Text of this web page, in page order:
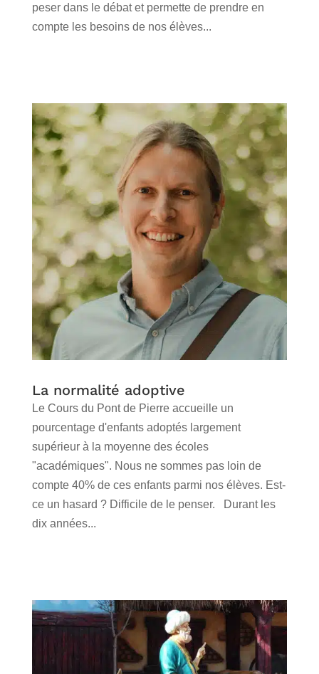
peser dans le débat et permette de prendre en
compte les besoins de nos élèves...
La normalité adoptive
Le Cours du Pont de Pierre accueille un
pourcentage d'enfants adoptés largement
supérieur à la moyenne des écoles
"académiques". Nous ne sommes pas loin de
compte 40% de ces enfants parmi nos élèves. Est-
ce un hasard ? Difficile de le penser. Durant les
dix années...